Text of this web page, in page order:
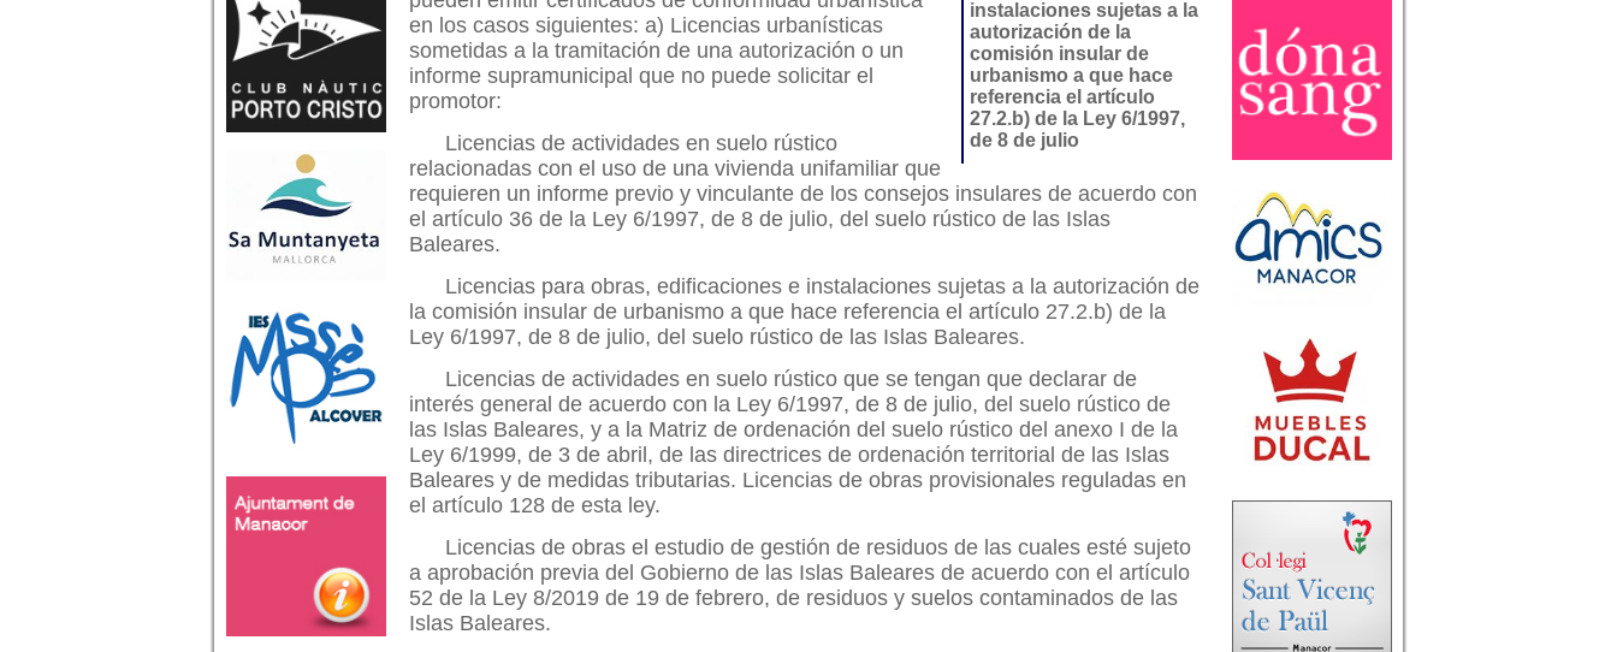
instalaciones sujetas a la
autorización de la
comisión insular de
urbanismo a que hace
referencia el artículo
27.2.b) de la Ley 6/1997,
de 8 de julio
en los casos siguientes: a) Licencias urbanísticas
sometidas a la tramitación de una autorización o un
informe supramunicipal que no puede solicitar el
promotor:
Licencias de actividades en suelo rústico
relacionadas con el uso de una vivienda unifamiliar que
requieren un informe previo y vinculante de los consejos insulares de acuerdo con
el artículo 36 de la Ley 6/1997, de 8 de julio, del suelo rústico de las Islas
Baleares.
Licencias para obras, edificaciones e instalaciones sujetas a la autorización de
la comisión insular de urbanismo a que hace referencia el artículo 27.2.b) de la
Ley 6/1997, de 8 de julio, del suelo rústico de las Islas Baleares.
Licencias de actividades en suelo rústico que se tengan que declarar de
interés general de acuerdo con la Ley 6/1997, de 8 de julio, del suelo rústico de
las Islas Baleares, y a la Matriz de ordenación del suelo rústico del anexo I de la
Ley 6/1999, de 3 de abril, de las directrices de ordenación territorial de las Islas
Baleares y de medidas tributarias. Licencias de obras provisionales reguladas en
el artículo 128 de esta ley.
Licencias de obras el estudio de gestión de residuos de las cuales esté sujeto
a aprobación previa del Gobierno de las Islas Baleares de acuerdo con el artículo
52 de la Ley 8/2019 de 19 de febrero, de residuos y suelos contaminados de las
Islas Baleares.